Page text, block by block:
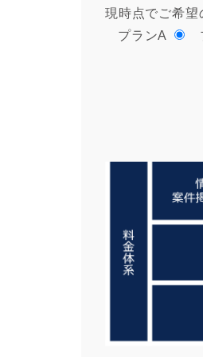
現時点でご希望
プランA